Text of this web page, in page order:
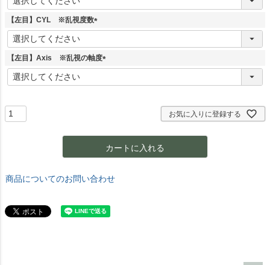
【左目】CYL ※乱視度数
(
須
【左目】Axis ※乱視の軸度
(
お気に入りに登録する
カートに入れる
商品についてのお問い合わせ